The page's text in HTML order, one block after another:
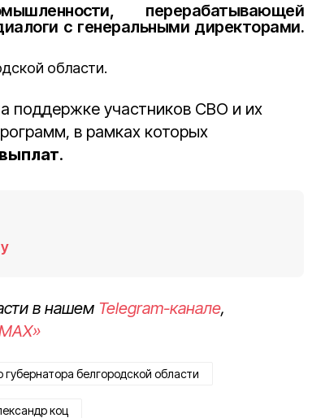
перерабатывающей
с генеральными директорами.
области.
поддержке участников СВО и их
в рамках которых
.
в нашем Telegram-канале,
губернатора белгородской области
коц